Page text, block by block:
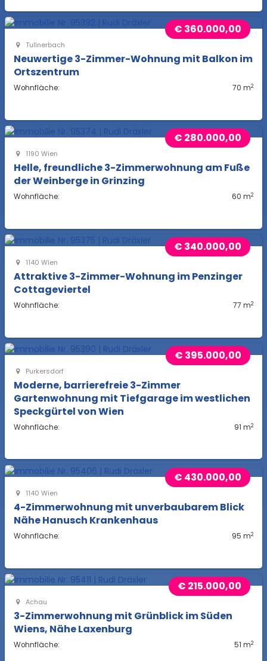
€ 360.000,00
Tullnerbach
Neuwertige 3-Zimmer-Wohnung mit Balkon im
Ortszentrum
Wohnfläche: 70 m2
€ 280.000,00
1190 Wien
Helle, freundliche 3-Zimmerwohnung am Fuße
der Weinberge in Grinzing
Wohnfläche: 60 m2
€ 340.000,00
1140 Wien
Attraktive 3-Zimmer-Wohnung im Penzinger
Cottageviertel
Wohnfläche: 77 m2
€ 395.000,00
Purkersdorf
Moderne, barrierefreie 3-Zimmer
Gartenwohnung mit Tiefgarage im westlichen
Speckgürtel von Wien
Wohnfläche: 91 m2
€ 430.000,00
1140 Wien
4-Zimmerwohnung mit unverbaubarem Blick
Nähe Hanusch Krankenhaus
Wohnfläche: 95 m2
€ 215.000,00
Achau
3-Zimmerwohnung mit Grünblick im Süden
Wiens, Nähe Laxenburg
Wohnfläche: 51 m2